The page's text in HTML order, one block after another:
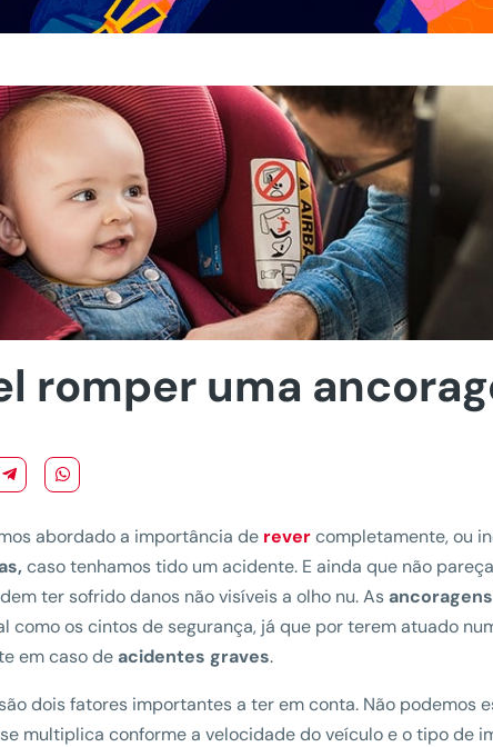
romper uma
abordado a importância de revercompletamente, ou
caso tenhamos tido um acidente. E ainda que não
ter sofrido danos não visíveis a olho nu. As
como os cintos de segurança, já que por terem atuado
em caso de acidentes graves.
dois fatores importantes a ter em conta. Não podemos
multiplica conforme a velocidade do veículo e o tipo de